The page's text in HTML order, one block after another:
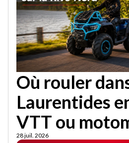
Où rouler
Laurentides
VTT ou
28 juil. 2026